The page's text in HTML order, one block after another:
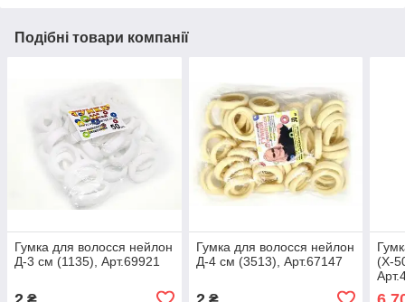
Подібні товари компанії
Гумка для волосся нейлон
Д-3 см (1135), Арт.69921
Гумка для волосся нейлон
Д-4 см (3513), Арт.67147
(Х-